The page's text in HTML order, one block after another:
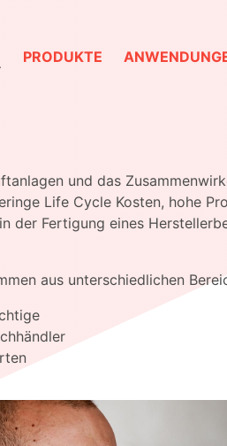
PRODUKTE
und das
Life Cycle Kosten, hohe
der Fertigung eines
aus unterschiedlichen